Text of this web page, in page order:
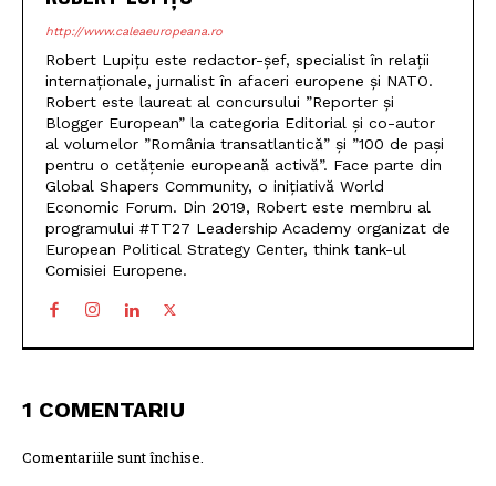
http://www.caleaeuropeana.ro
Robert Lupițu este redactor-șef, specialist în relații
internaționale, jurnalist în afaceri europene și NATO.
Robert este laureat al concursului ”Reporter și
Blogger European” la categoria Editorial și co-autor
al volumelor ”România transatlantică” și ”100 de pași
pentru o cetățenie europeană activă”. Face parte din
Global Shapers Community, o inițiativă World
Economic Forum. Din 2019, Robert este membru al
programului #TT27 Leadership Academy organizat de
European Political Strategy Center, think tank-ul
Comisiei Europene.
1 COMENTARIU
Comentariile sunt închise.